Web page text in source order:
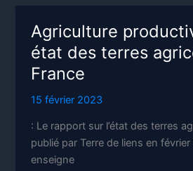
Agriculture
état des terres
France
15 février 2023
: Le rapport sur l’état des terres
publié par Terre de liens en
enseigne